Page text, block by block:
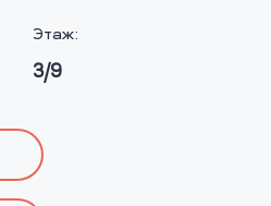
Этаж:
3/9